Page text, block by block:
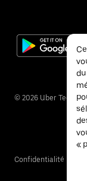
© 2026 Uber
Confidentialité
«